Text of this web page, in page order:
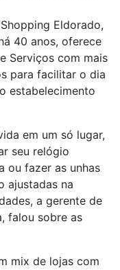
Eldorado,
40 anos, oferece
Serviços com mais
para facilitar o dia
estabelecimento
em um só lugar,
seu relógio
ou fazer as unhas
ajustadas na
a gerente de
falou sobre as
mix de lojas com